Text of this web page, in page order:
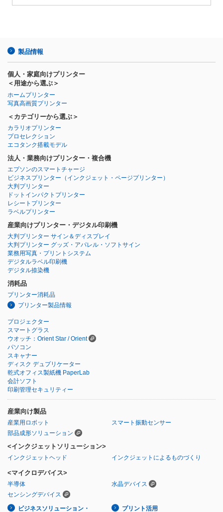
製品情報
個人・家庭向けプリンター
＜用途から選ぶ＞
ホームプリンター
写真高画質プリンター
＜カテゴリーから選ぶ＞
カラリオプリンター
プロセレクション
エコタンク搭載モデル
法人・業務向けプリンター・複合機
エプソンのスマートチャージ
ビジネスプリンター （インクジェット・ページプリンター）
大判プリンター
ドットインパクトプリンター
レシートプリンター
ラベルプリンター
産業向けプリンター・デジタル印刷機
大判プリンター サイン＆ディスプレイ
大判プリンター グッズ・アパレル・ソフトサイン
業務用写真・プリントシステム
デジタルラベル印刷機
デジタル捺染機
消耗品
プリンター消耗品
プリンター製品情報
プロジェクター
スマートグラス
ウオッチ：Orient Star / Orient
パソコン
スキャナー
ディスク デュプリケーター
乾式オフィス製紙機 PaperLab
会計ソフト
印刷管理セキュリティー
産業向け製品
産業用ロボット
スマート振動センサー
部品成形ソリューション
<インクジェットソリューション>
インクジェットヘッド インクジェットによるものづくり
<マイクロデバイス>
半導体
水晶デバイス
センシングデバイス
ビジネスソリューション・ プリント活用